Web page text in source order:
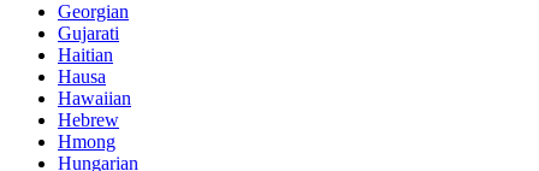
Georgian
Gujarati
Haitian
Hausa
Hawaiian
Hebrew
Hmong
Hungarian